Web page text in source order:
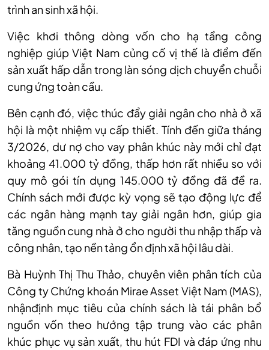
trình an sinh xã hội.
Việc khơi thông dòng vốn cho hạ tầng công
nghiệp giúp Việt Nam củng cố vị thế là điểm đến
sản xuất hấp dẫn trong làn sóng dịch chuyển chuỗi
cung ứng toàn cầu.
Bên cạnh đó, việc thúc đẩy giải ngân cho nhà ở xã
hội là một nhiệm vụ cấp thiết. Tính đến giữa tháng
3/2026, dư nợ cho vay phân khúc này mới chỉ đạt
khoảng 41.000 tỷ đồng, thấp hơn rất nhiều so với
quy mô gói tín dụng 145.000 tỷ đồng đã đề ra.
Chính sách mới được kỳ vọng sẽ tạo động lực để
các ngân hàng mạnh tay giải ngân hơn, giúp gia
tăng nguồn cung nhà ở cho người thu nhập thấp và
công nhân, tạo nền tảng ổn định xã hội lâu dài.
Bà Huỳnh Thị Thu Thảo, chuyên viên phân tích của
Công ty Chứng khoán Mirae Asset Việt Nam (MAS),
nhậnđịnh mục tiêu của chính sách là tái phân bổ
nguồn vốn theo hướng tập trung vào các phân
khúc phục vụ sản xuất, thu hút FDI và đáp ứng nhu